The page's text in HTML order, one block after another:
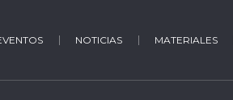
NOTICIAS MATERIALES